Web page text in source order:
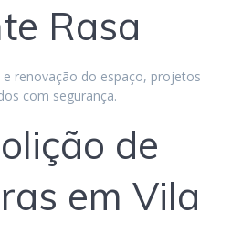
Rasa
e renovação do espaço, projetos
com segurança.
de
em Vila